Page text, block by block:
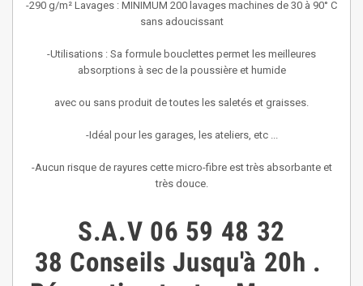
-290 g/m² Lavages : MINIMUM 200 lavages machines de 30 à 90° C
sans adoucissant
-Utilisations : Sa formule bouclettes permet les meilleures
absorptions à sec de la poussière et humide
avec ou sans produit de toutes les saletés et graisses.
-Idéal pour les garages, les ateliers, etc ...
-Aucun risque de rayures cette micro-fibre est très absorbante et
très douce.
S.A.V 06 59 48 32
38 ConseilsJusqu'à 20h .